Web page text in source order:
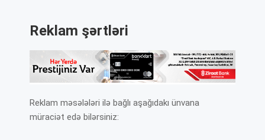
Reklam şərtləri
Reklam məsələləri ilə bağlı aşağıdakı ünvana
müraciət edə bilərsiniz: